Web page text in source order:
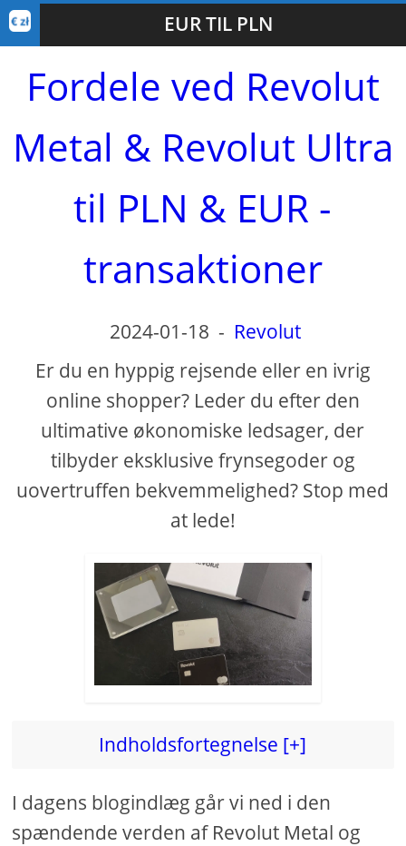
EUR TIL PLN
Fordele ved Revolut
Metal & Revolut Ultra
til PLN & EUR -
transaktioner
2024-01-18 - Revolut
Er du en hyppig rejsende eller en ivrig
online shopper? Leder du efter den
ultimative økonomiske ledsager, der
tilbyder eksklusive frynsegoder og
uovertruffen bekvemmelighed? Stop med
at lede!
Indholdsfortegnelse [+]
I dagens blogindlæg går vi ned i den
spændende verden af ​​Revolut Metal og